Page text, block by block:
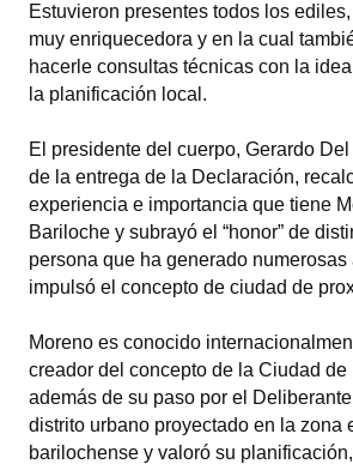
Actas de Sesión
Informes de Unidad Coordinadora
Actas de Audiencias Públicas
NORMATIVA
Comunicaciones
Resoluciones
Resoluciones de Presidencia
Estuvieron presentes todos los
muy enriquecedora y en la cual
hacerle consultas técnicas con la
la planificación local.
El presidente del cuerpo, Gerardo
de la entrega de la Declaración,
experiencia e importancia que tiene
Bariloche y subrayó el “honor” de
persona que ha generado
impulsó el concepto de ciudad de
Moreno es conocido
creador del concepto de la Ciudad de
además de su paso por el
distrito urbano proyectado en la zona
barilochense y valoró su